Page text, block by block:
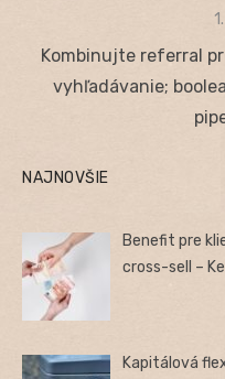
Kombinujte referral
vyhľadávanie;
NAJNOVŠIE
Benefit pre
cross-sell –
Kapitálová